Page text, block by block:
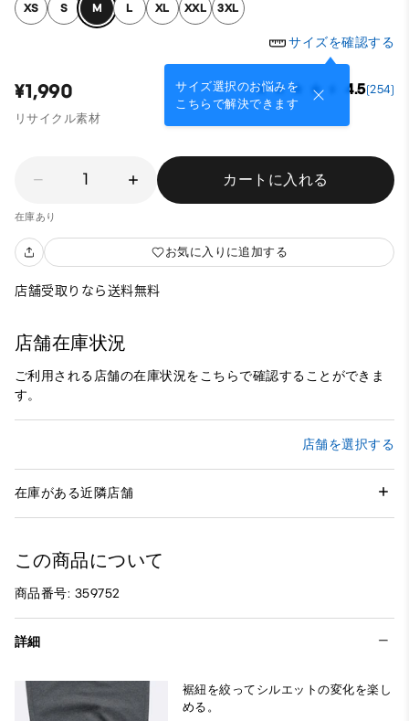
XS S M L XL XXL 3XL
サイズを確認する
サイズ選択のお悩みを
こちらで解決できます
¥1,990 4.5(254)
リサイクル素材
1 カートに入れる
在庫あり
お気に入りに追加する
店舗受取りなら送料無料
店舗在庫状況
ご利用される店舗の在庫状況をこちらで確認することができま
す。
店舗を選択する
在庫がある近隣店舗
この商品について
商品番号: 359752
詳細
裾紐を絞ってシルエットの変化を楽し
める。